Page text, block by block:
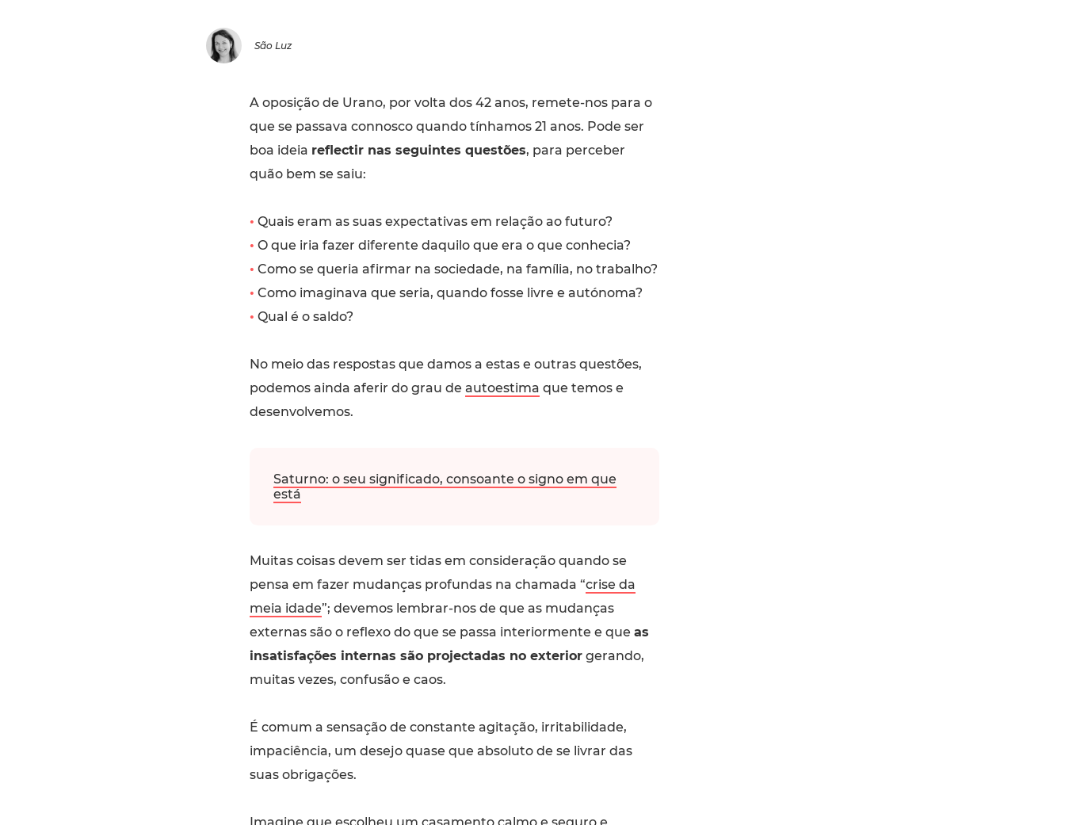
São Luz
A oposição de Urano, por volta dos 42 anos, remete-nos para o
que se passava connosco quando tínhamos 21 anos. Pode ser
boa ideia reflectir nas seguintes questões, para perceber
quão bem se saiu:
• Quais eram as suas expectativas em relação ao futuro?
• O que iria fazer diferente daquilo que era o que conhecia?
• Como se queria afirmar na sociedade, na família, no trabalho?
• Como imaginava que seria, quando fosse livre e autónoma?
• Qual é o saldo?
No meio das respostas que damos a estas e outras questões,
podemos ainda aferir do grau de autoestima que temos e
desenvolvemos.
Saturno: o seu significado, consoante o signo em que
está
Muitas coisas devem ser tidas em consideração quando se
pensa em fazer mudanças profundas na chamada “crise da
meia idade”; devemos lembrar-nos de que as mudanças
externas são o reflexo do que se passa interiormente e que as
insatisfações internas são projectadas no exteriorgerando,
muitas vezes, confusão e caos.
É comum a sensação de constante agitação, irritabilidade,
impaciência, um desejo quase que absoluto de se livrar das
suas obrigações.
Imagine que escolheu um casamento calmo e seguro e